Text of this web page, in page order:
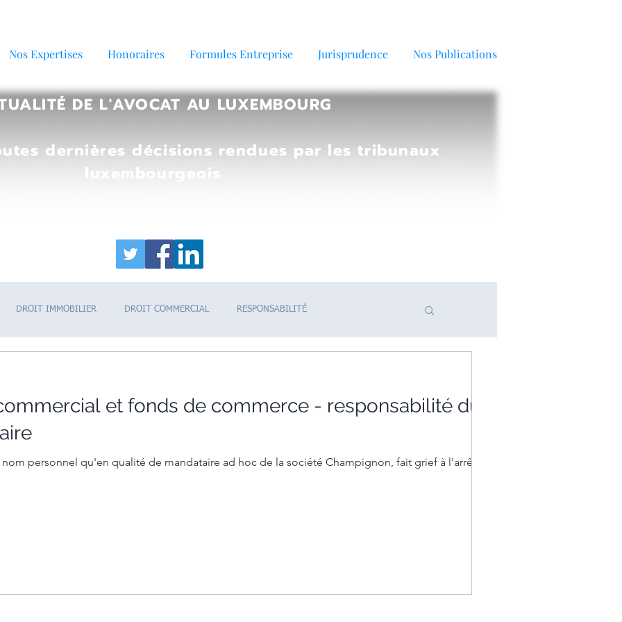
Nos Expertises Honoraires Formules Entreprise Jurisprudence Nos Publications
DE L'AVOCAT AU LUXEMBOURG
dernières décisions rendues par les tribunaux
luxembourgeois
DROIT IMMOBILIER DROIT COMMERCIAL RESPONSABILITÉ
et fonds de commerce - responsabilité du
personnel qu'en qualité de mandataire ad hoc de la société Champignon, fait grief à l'arrêt de